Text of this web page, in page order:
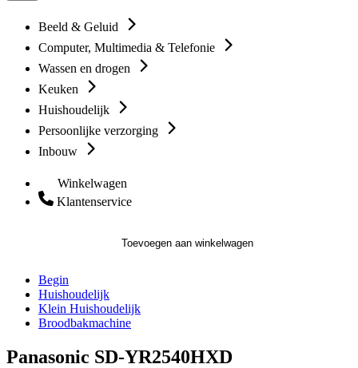
Beeld & Geluid
Computer, Multimedia & Telefonie
Wassen en drogen
Keuken
Huishoudelijk
Persoonlijke verzorging
Inbouw
Winkelwagen
Klantenservice
Toevoegen aan winkelwagen
Begin
Huishoudelijk
Klein Huishoudelijk
Broodbakmachine
Panasonic SD-YR2540HXD